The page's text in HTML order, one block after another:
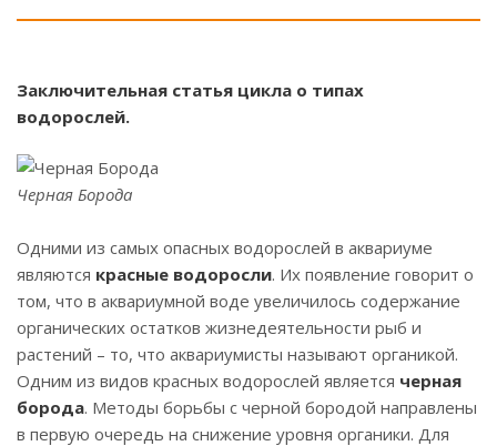
Заключительная статья цикла о типах
водорослей.
Черная Борода
Одними из самых опасных водорослей в аквариуме
являются красные водоросли. Их появление говорит о
том, что в аквариумной воде увеличилось содержание
органических остатков жизнедеятельности рыб и
растений – то, что аквариумисты называют органикой.
Одним из видов красных водорослей является черная
борода. Методы борьбы с черной бородой направлены
в первую очередь на снижение уровня органики. Для